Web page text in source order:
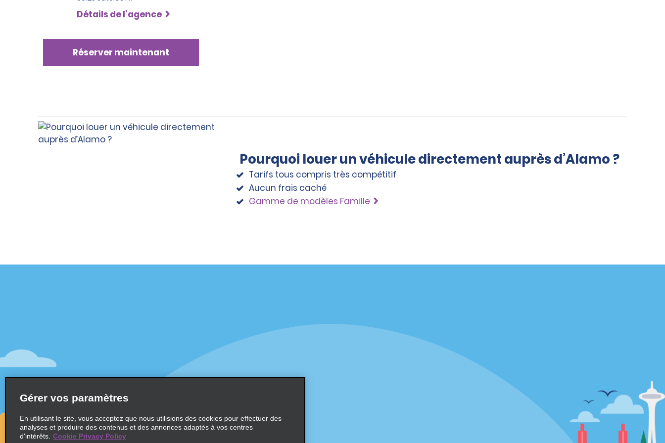
Détails de l’agence
Réserver maintenant
Pourquoi louer un véhicule directement auprès d’Alamo ?
Tarifs tous compris très compétitif
Aucun frais caché
Gamme de modèles Famille
Réservations
Faire une réservation
Enregistrement accéléré
Ne pas passer par le comptoir
Trajets passés / Reçus
Véhicules
internationale
Politique de confidentialité
Politique d’utilisation des cookies
Conditions d’utilisation
Gérer vos paramètres
En utilisant le site, vous acceptez que nous utilisions des cookies pour effectuer des
analyses et produire des contenus et des annonces adaptés à vos centres
d'intérêts. Cookie Privacy Policy